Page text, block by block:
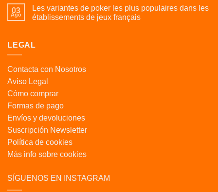
03
Ago
Les variantes de poker les plus populaires dans les
établissements de jeux français
LEGAL
Contacta con Nosotros
Aviso Legal
Cómo comprar
Formas de pago
Envíos y devoluciones
Suscripción Newsletter
Política de cookies
Más info sobre cookies
SÍGUENOS EN INSTAGRAM